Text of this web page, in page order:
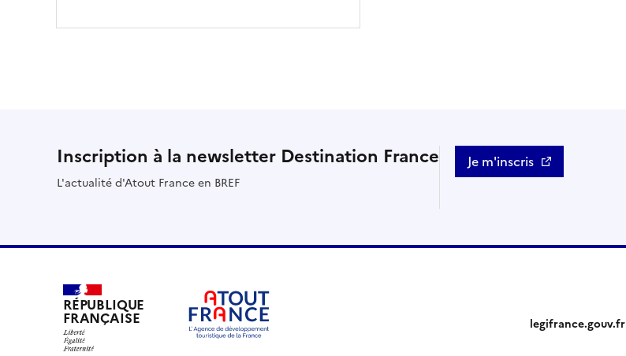
Inscription à la newsletter Destination France
L'actualité d'Atout France en BREF
Je m'inscris
RÉPUBLIQUE
FRANÇAISE legifrance.gouv.fr